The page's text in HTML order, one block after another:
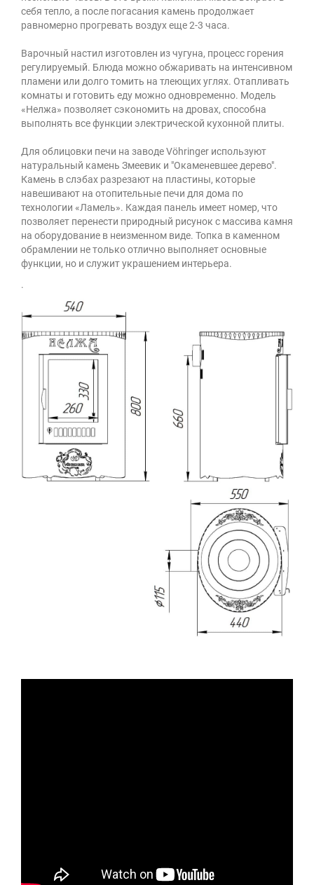
себя тепло, а после погасания камень продолжает
равномерно прогревать воздух еще 2-3 часа.
Варочный настил изготовлен из чугуна, процесс горения
регулируемый. Блюда можно обжаривать на интенсивном
пламени или долго томить на тлеющих углях. Отапливать
комнаты и готовить еду можно одновременно. Модель
«Нелжа» позволяет сэкономить на дровах, способна
выполнять все функции электрической кухонной плиты.
Для облицовки печи на заводе Vöhringer используют
натуральный камень Змеевик и "Окаменевшее дерево".
Камень в слэбах разрезают на пластины, которые
навешивают на отопительные печи для дома по
технологии «Ламель». Каждая панель имеет номер, что
позволяет перенести природный рисунок с массива камня
на оборудование в неизменном виде. Топка в каменном
обрамлении не только отлично выполняет основные
функции, но и служит украшением интерьера.
.